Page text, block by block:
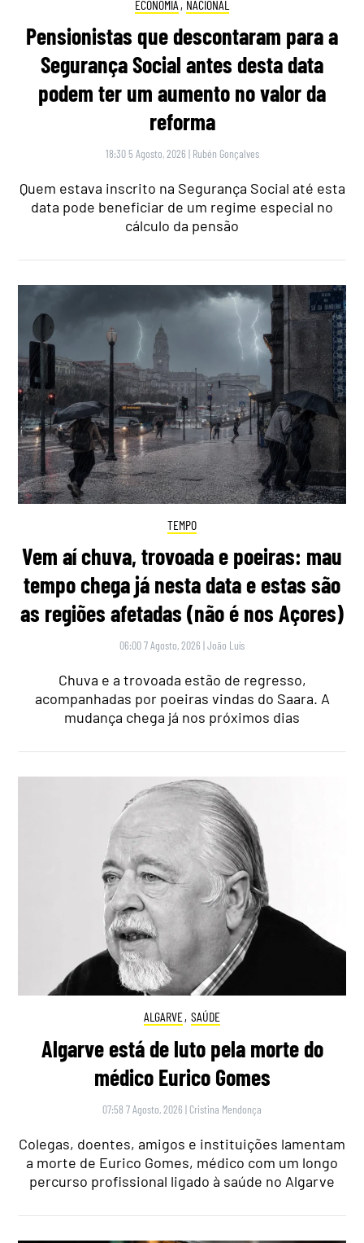
ECONOMIA , NACIONAL
Pensionistas que descontaram para a
Segurança Social antes desta data
podem ter um aumento no valor da
reforma
18:30 5 Agosto, 2026 | Rubén Gonçalves
Quem estava inscrito na Segurança Social até esta
data pode beneficiar de um regime especial no
cálculo da pensão
TEMPO
Vem aí chuva, trovoada e poeiras: mau
tempo chega já nesta data e estas são
as regiões afetadas (não é nos Açores)
06:00 7 Agosto, 2026 |João Luís
Chuva e a trovoada estão de regresso,
acompanhadas por poeiras vindas do Saara. A
mudança chega já nos próximos dias
ALGARVE, SAÚDE
Algarve está de luto pela morte do
médico Eurico Gomes
07:58 7 Agosto, 2026 | Cristina Mendonça
Colegas, doentes, amigos e instituições lamentam
a morte de Eurico Gomes, médico com um longo
percurso profissional ligado à saúde no Algarve